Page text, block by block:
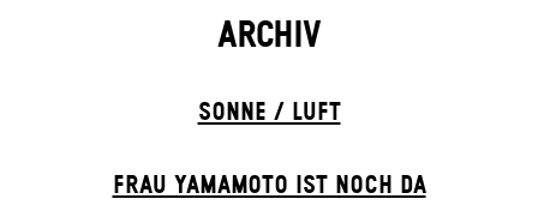
ARCHIV
SONNE / LUFT
FRAU YAMAMOTO IST NOCH DA